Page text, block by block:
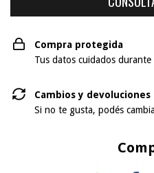
Compra protegida
Tus datos cuidados
Cambios y devoluciones
Si no te gusta, podés